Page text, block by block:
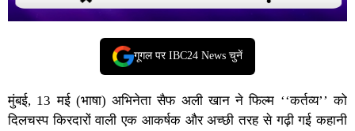
गूगल पर IBC24 News चुनें
मुंबई, 13 मई (भाषा) अभिनेता सैफ अली खान ने फिल्म ‘‘कर्तव्य’’ को
दिलचस्प किरदारों वाली एक आकर्षक और अच्छी तरह से गढ़ी गई कहानी